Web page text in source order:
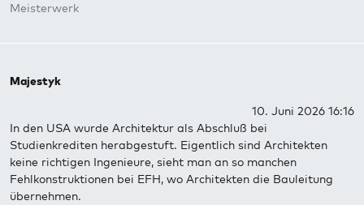
Meisterwerk
Majestyk
10. Juni 2026 16:16
In den USA wurde Architektur als Abschluß bei
Studienkrediten herabgestuft. Eigentlich sind Architekten
keine richtigen Ingenieure, sieht man an so manchen
Fehlkonstruktionen bei EFH, wo Architekten die Bauleitung
übernehmen.